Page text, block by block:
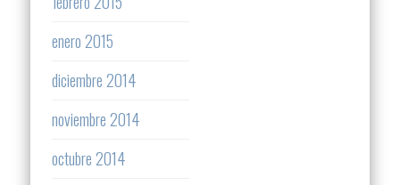
enero 2015
diciembre 2014
noviembre 2014
octubre 2014